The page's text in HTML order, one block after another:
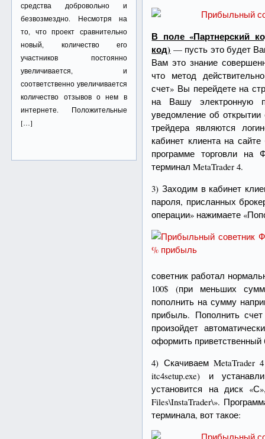
средства добровольно и
безвозмездно. Несмотря на
то, что проект сравнительно
новый, количество его
участников постоянно
увеличивается, и
соответственно увеличивается
количество отзывов о нем в
интернете. Положительные
[…]
В поле «Партнерский
код) — пусть это будет
Вам это знание
что метод
счет» Вы перейдете на
на Вашу электронную
уведомление об открытии
трейдера являются
кабинет клиента на
программе торговли на
терминал MetaTrader 4.
3) Заходим в кабинет
пароля, присланных
операции» нажимаете
советник работал
100$ (при меньших
пополнить на сумму
прибыль. Пополнить
произойдет
оформить приветственный
4) Скачиваем MetaTrader
itc4setup.exe) и
установится на диск
Files\InstaTrader\».
терминала, вот такое: